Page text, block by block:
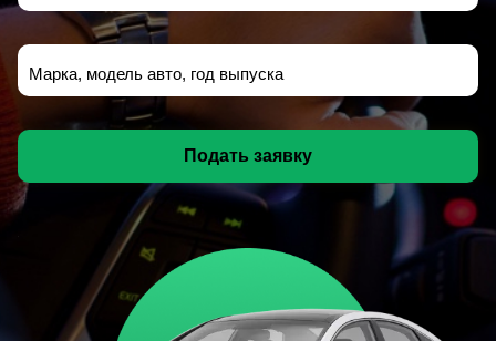
Марка, модель авто, год выпуска
Подать заявку